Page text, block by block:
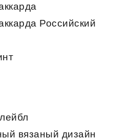
Российский
вязаный дизайн